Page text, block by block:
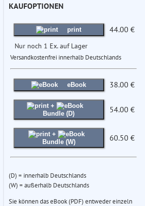
KAUFOPTIONEN
print 44.00 €
Nur noch 1 Ex. auf Lager
Versandkostenfrei innerhalb Deutschlands
eBook 38.00 €
+
Bundle (D)
54.00 €
+
Bundle (W)
60.50 €
(D) = innerhalb Deutschlands
(W) = außerhalb Deutschlands
Sie können das eBook (PDF) entweder einzeln